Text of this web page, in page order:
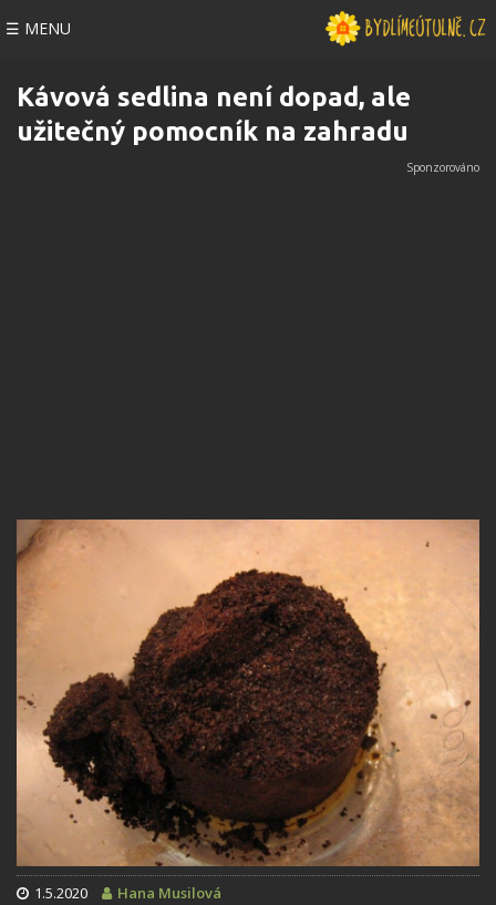
☰ MENU
Kávová sedlina není dopad, ale
užitečný pomocník na zahradu
1.5.2020 Hana Musilová